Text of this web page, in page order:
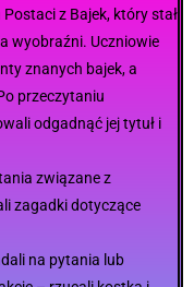
z Bajek, który stał
wyobraźni. Uczniowie
znanych bajek, a
przeczytaniu
odgadnąć jej tytuł i
związane z
zagadki dotyczące
na pytania lub